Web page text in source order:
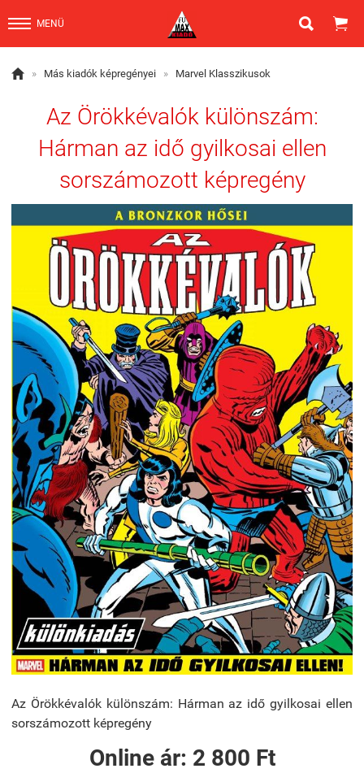
MENÜ  
 » Más kiadók képregényei » Marvel Klasszikusok
Az Örökkévalók különszám:
Hárman az idő gyilkosai ellen
sorszámozott képregény
Az Örökkévalók különszám: Hárman az idő gyilkosai ellen
sorszámozott képregény
Online ár: 2 800 Ft